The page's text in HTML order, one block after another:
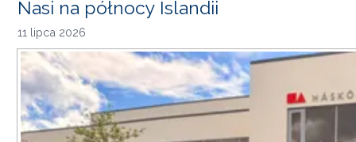
Nasi na północy Islandii
11 lipca 2026